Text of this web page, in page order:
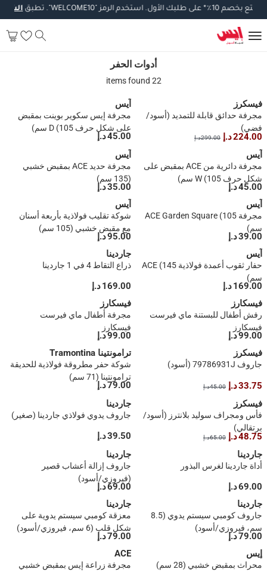
بخصم10 ٪*على طلبك الأول.استخدم الرمز"WELCOME10". تطبق الشروط
أدوات الحفر
22 items found
فيسكرز
مجرفة حدائق قابلة للتمديد (أسود/
فضي)
224.00 د.إ 299.00 د.إ
آيس
مجرفة إيس سكوير بوينت بمقبض
على شكل حرف D (105 سم)
45.00 د.إ
آيس
مجرفة دائرية من ACE بمقبض على
شكل حرف W (105 سم)
45.00 د.إ
آيس
مجرفة حديد ACE بمقبض خشبي
(135 سم)
35.00 د.إ
آيس
مجرفة ACE Garden Square (105
سم)
39.00 د.إ
آيس
شوكة تقليب فولاذية بأربعة أسنان
مع مقبض خشبي (105 سم)
95.00 د.إ
آيس
حفار ثقوب أعمدة فولاذية ACE (145
سم)
169.00 د.إ
جاردينا
ذراع التقاط 4 في 1 جاردينا
169.00 د.إ
فيسكارز
رفش أطفال للبستنة ماي فيرست
فيسكارز
99.00 د.إ
فيسكارز
مجرفة أطفال ماي فيرست
فيسكارز
99.00 د.إ
فيسكرز
جاروف 79786931J (أسود)
33.75 د.إ 45.00 د.إ
ترامونتينا Tramontina
شوكة حفر مطروقة فولاذية للحديقة
ترامونتينا (71 سم)
79.00 د.إ
فيسكرز
فأس ومجراف سوليد بلانترز (أسود/
برتقالي)
48.75 د.إ 65.00 د.إ
جاردينا
جاروف يدوي فولاذي جاردينا (صغير)
39.50 د.إ
جاردينا
أداة جاردينا لغرس البذور
69.00 د.إ
جاردينا
جاروف إزالة أعشاب قصير
(فيروزي/أسود)
69.00 د.إ
جاردينا
جاروف كومبي سيستم يدوي (8.5
سم، فيروزي/أسود)
79.00 د.إ
جاردينا
معزقة كومبي سيستم يدوية على
شكل قلب (6 سم، فيروزي/أسود)
79.00 د.إ
إيس
محراث بمقبض خشبي (28 سم)
ACE
مجرفة زراعة إيس بمقبض خشبي